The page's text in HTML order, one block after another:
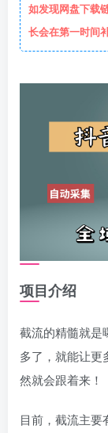
如发现网盘下载
长会在第一时间
项目介绍
截流的精髓就是
多了，就能让更
然就会跟着来！
目前，截流主